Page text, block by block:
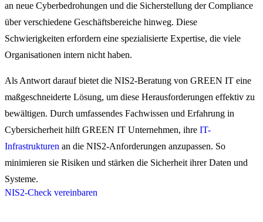
an neue Cyberbedrohungen und die Sicherstellung der Compliance
über verschiedene Geschäftsbereiche hinweg. Diese
Schwierigkeiten erfordern eine spezialisierte Expertise, die viele
Organisationen intern nicht haben.
Als Antwort darauf bietet die NIS2-Beratung von GREEN IT eine
maßgeschneiderte Lösung, um diese Herausforderungen effektiv zu
bewältigen. Durch umfassendes Fachwissen und Erfahrung in
Cybersicherheit hilft GREEN IT Unternehmen, ihre IT-
Infrastrukturen an die NIS2-Anforderungen anzupassen. So
minimieren sie Risiken und stärken die Sicherheit ihrer Daten und
Systeme.
NIS2-Check vereinbaren